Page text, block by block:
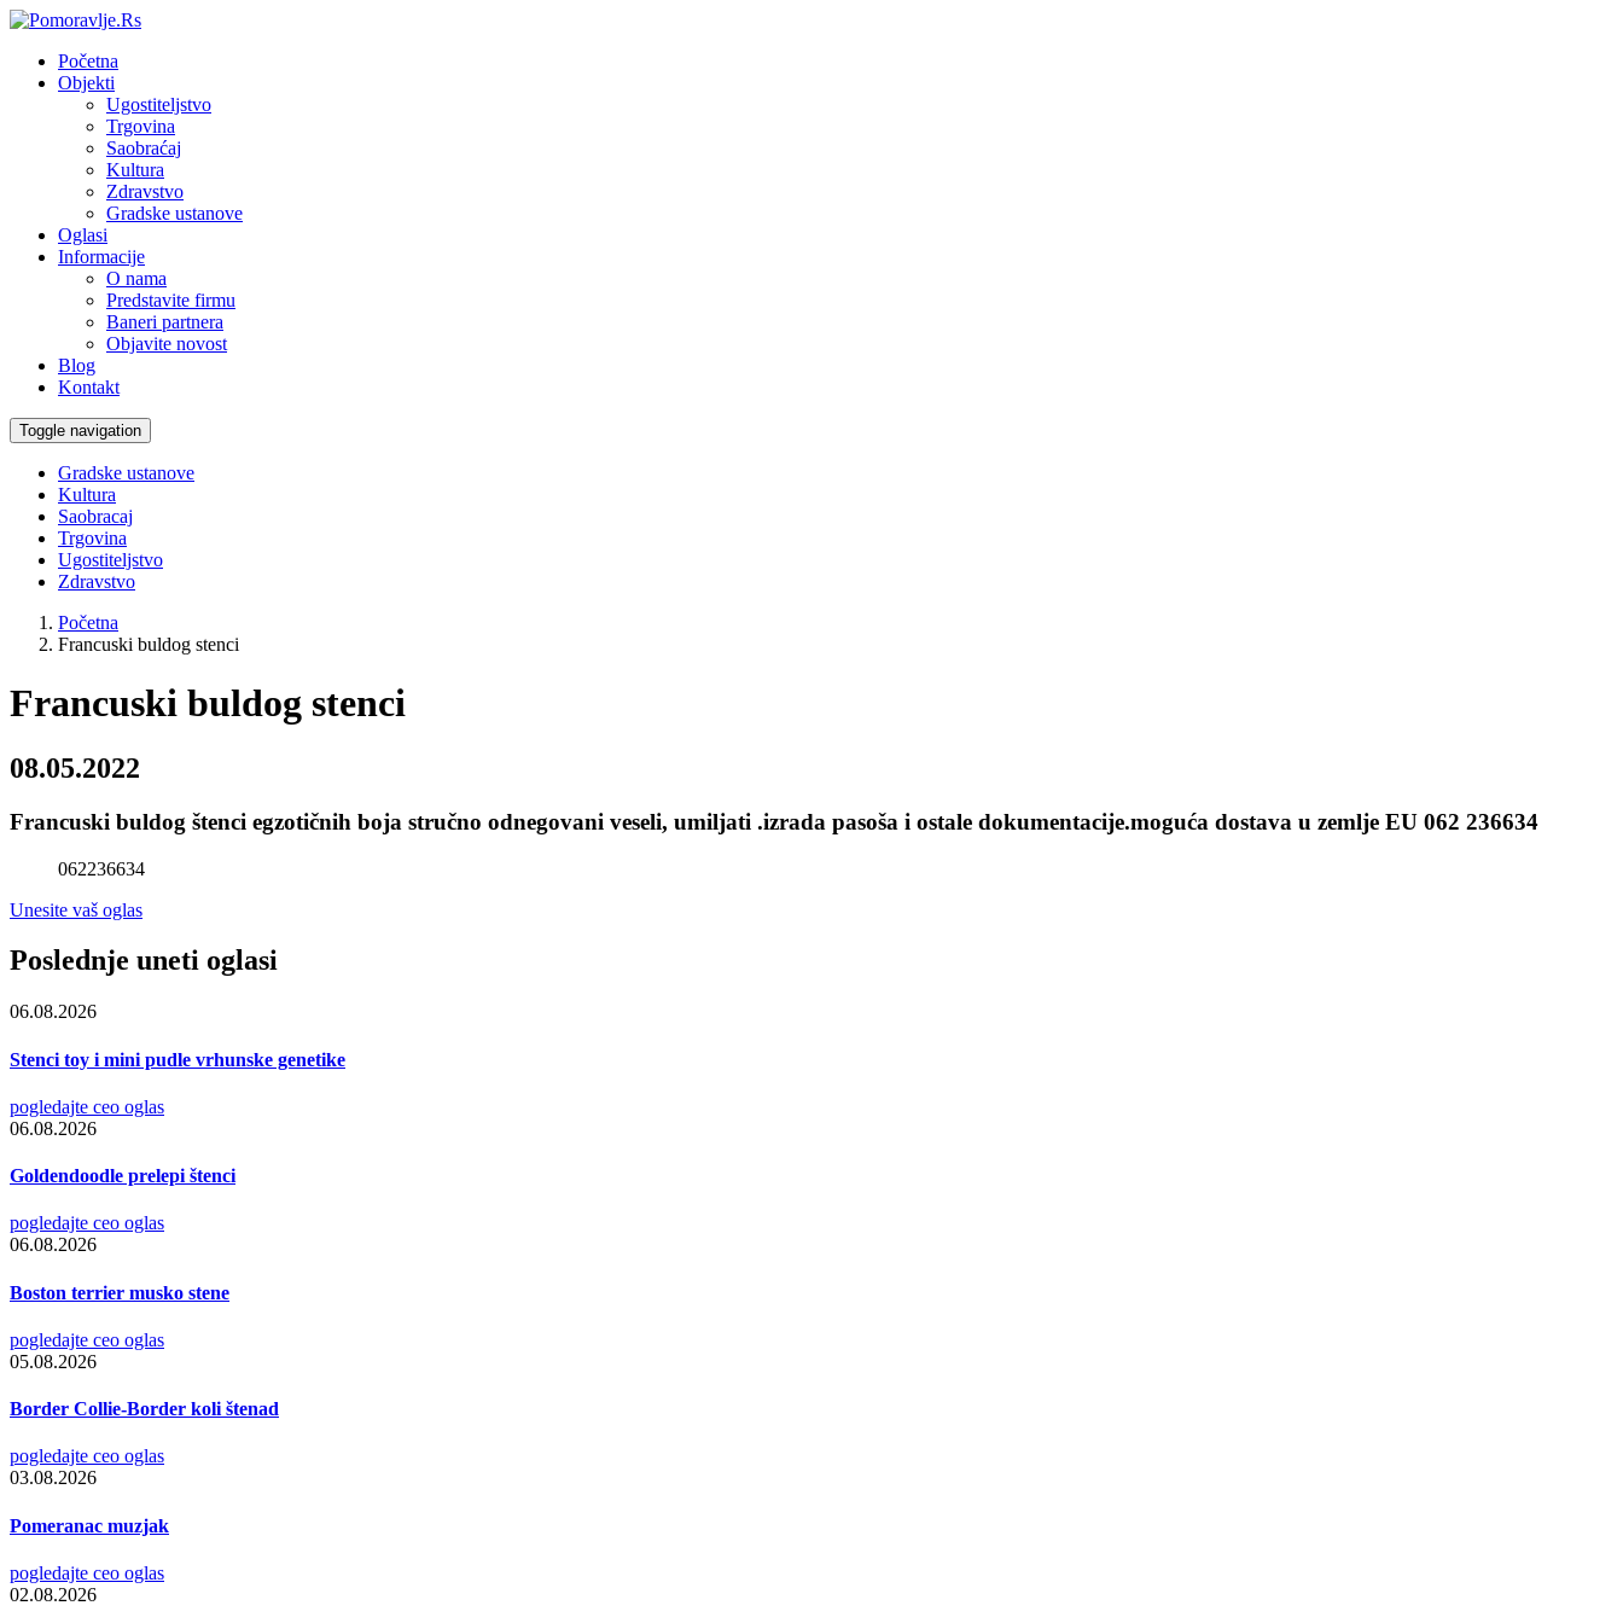
Početna
Objekti
Ugostiteljstvo
Trgovina
Saobraćaj
Kultura
Zdravstvo
Gradske ustanove
Oglasi
Informacije
O nama
Predstavite firmu
Baneri partnera
Objavite novost
Blog
Kontakt
Toggle navigation
Gradske ustanove
Kultura
Saobracaj
Trgovina
Ugostiteljstvo
Zdravstvo
Početna
Francuski buldog stenci
Francuski buldog stenci
08.05.2022
Francuski buldog štenci egzotičnih boja stručno odnegovani veseli, umiljati .izrada pasoša i ostale dokumentacije.moguća dostava u zemlje EU 062 236634
062236634
Unesite vaš oglas
Poslednje uneti oglasi
06.08.2026
Stenci toy i mini pudle vrhunske genetike
pogledajte ceo oglas
06.08.2026
Goldendoodle prelepi štenci
pogledajte ceo oglas
06.08.2026
Boston terrier musko stene
pogledajte ceo oglas
05.08.2026
Border Collie-Border koli štenad
pogledajte ceo oglas
03.08.2026
Pomeranac muzjak
pogledajte ceo oglas
02.08.2026